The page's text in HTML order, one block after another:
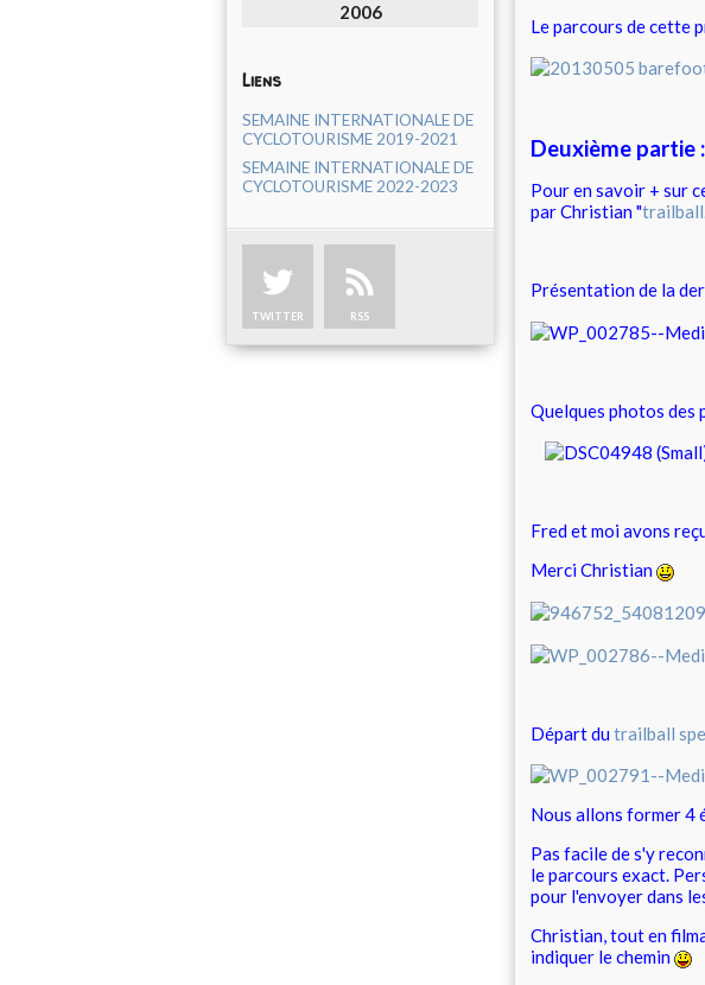
2006
Liens
SEMAINE INTERNATIONALE DE
CYCLOTOURISME 2019-2021
SEMAINE INTERNATIONALE DE
CYCLOTOURISME 2022-2023
TWITTER RSS
Le parcours de cette
Deuxième partie
Pour en savoir + sur
par Christian "
Présentation de la
Quelques photos des
Fred et moi avons
Merci Christian
Départ dutrailball
Nous allons former 4
Pas facile de s'y
le parcours exact.
pour l'envoyer dans
Christian, tout en
indiquer le chemin